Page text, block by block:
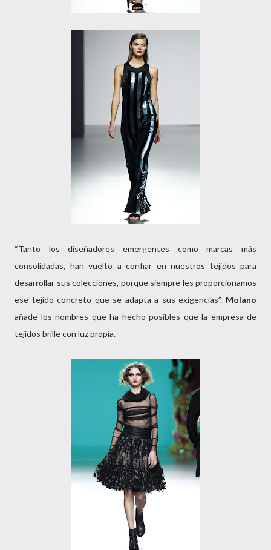
“Tanto los diseñadores emergentes como marcas más
consolidadas, han vuelto a confiar en nuestros tejidos para
desarrollar sus colecciones, porque siempre les proporcionamos
ese tejido concreto que se adapta a sus exigencias”. Molano
añade los nombres que ha hecho posibles que la empresa de
tejidos brille con luz propia.